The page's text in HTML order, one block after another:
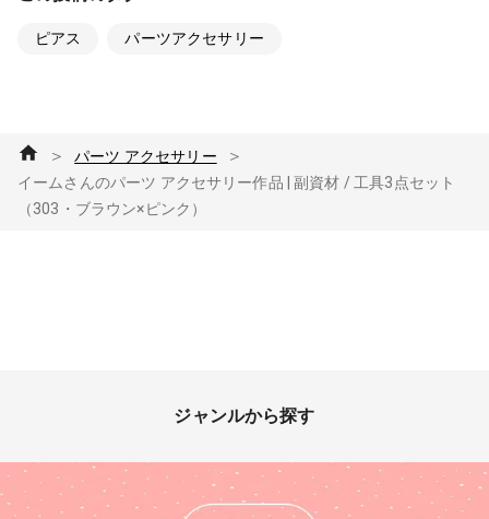
ピアス パーツアクセサリー
＞ パーツ アクセサリー ＞
イームさんのパーツ アクセサリー作品 | 副資材 / 工具3点セット
（303・ブラウン×ピンク）
ジャンルから探す